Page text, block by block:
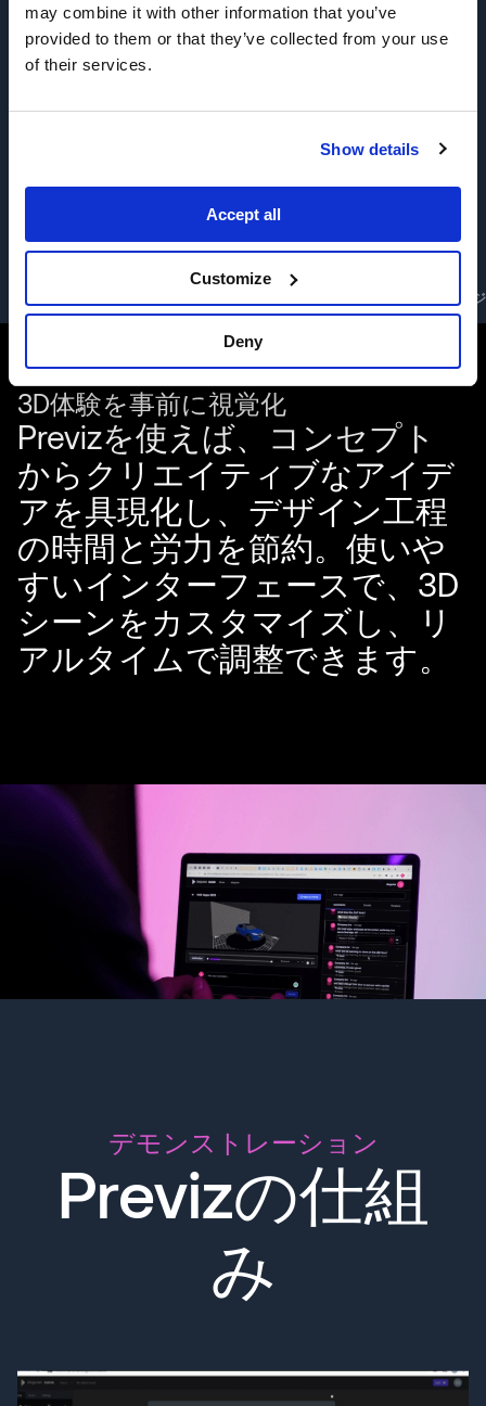
may combine it with other information that you’ve
provided to them or that they’ve collected from your use
of their services.
Show details
Accept all
Customize
Deny
いますか？
レビュー用にプロ
3D体験を事前に視覚化
Previzを使えば、コンセプト
からクリエイティブなアイデ
アを具現化し、デザイン工程
の時間と労力を節約。使いや
すいインターフェースで、3D
シーンをカスタマイズし、リ
アルタイムで調整できます。
デモンストレーション
Previzの仕組
み